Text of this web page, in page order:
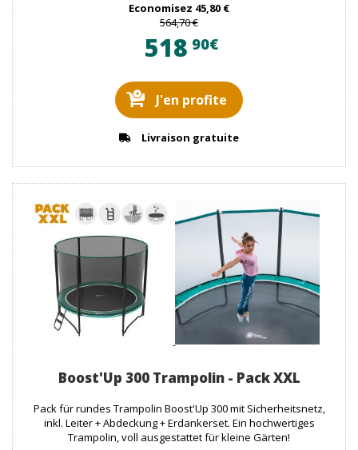
Economisez 45,80 €
564,70 €
518 90€
J'en profite
Livraison gratuite
Boost'Up 300 Trampolin - Pack XXL
Pack für rundes Trampolin Boost'Up 300 mit Sicherheitsnetz,
inkl. Leiter + Abdeckung + Erdankerset. Ein hochwertiges
Trampolin, voll ausgestattet für kleine Gärten!